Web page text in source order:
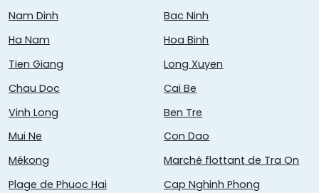
Nam Dinh
Bac Ninh
Ha Nam
Hoa Binh
Tien Giang
Long Xuyen
Chau Doc
Cai Be
Vinh Long
Ben Tre
Mui Ne
Con Dao
Mékong
Marché flottant de Tra On
Plage de Phuoc Hai
Cap Nghinh Phong